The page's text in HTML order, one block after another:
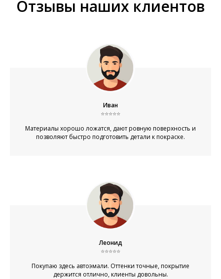
Отзывы наших клиентов
Иван
⭐⭐⭐⭐⭐
Материалы хорошо ложатся, дают ровную поверхность и
позволяют быстро подготовить детали к покраске.
Леонид
⭐⭐⭐⭐⭐
Покупаю здесь автоэмали. Оттенки точные, покрытие
держится отлично, клиенты довольны.